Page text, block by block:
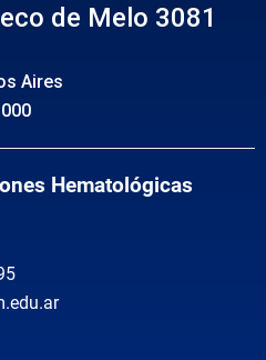
de Melo 3081
Aires
Hematológicas